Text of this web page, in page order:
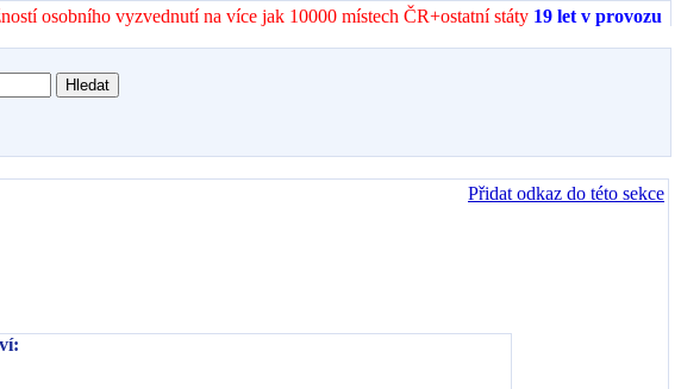
osobního vyzvednutí na více jak 10000 místech ČR+ostatní státy 19 let v provozu
Přidat odkaz do této sekce